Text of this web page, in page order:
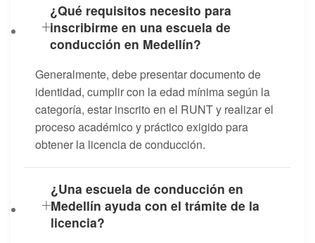
¿Qué requisitos necesito para
inscribirme en una escuela de
conducción en Medellín?
Generalmente, debe presentar documento de
identidad, cumplir con la edad mínima según la
categoría, estar inscrito en el RUNT y realizar el
proceso académico y práctico exigido para
obtener la licencia de conducción.
¿Una escuela de conducción en
Medellín ayuda con el trámite de la
licencia?